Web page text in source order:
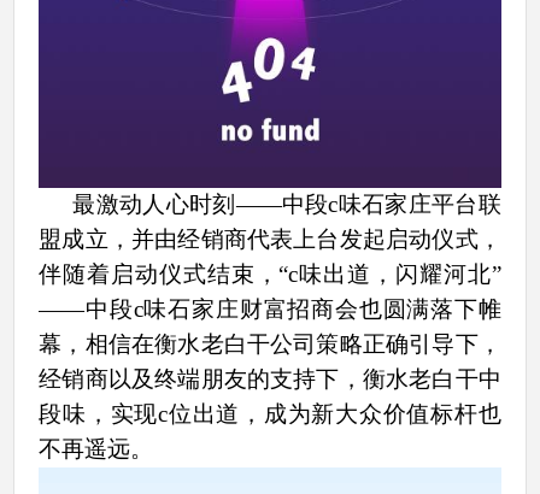
最激动人心时刻——中段c味石家庄平台联
盟成立，并由经销商代表上台发起启动仪式，
伴随着启动仪式结束，“c味出道，闪耀河北”
——中段c味石家庄财富招商会也圆满落下帷
幕，相信在衡水老白干公司策略正确引导下，
经销商以及终端朋友的支持下，衡水老白干中
段味，实现c位出道，成为新大众价值标杆也
不再遥远。